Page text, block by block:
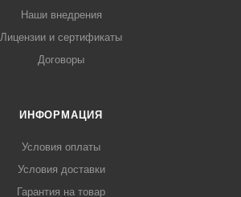
Наши внедрения
Лицензии и сертификаты
Договоры
ИНФОРМАЦИЯ
Условия оплаты
Условия доставки
Гарантия на товар